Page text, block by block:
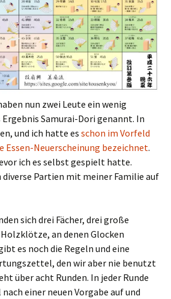
nun zwei Leute ein wenig
Samurai-Dori genannt. In
und ich hatte es schon im Vorfeld
Essen-Neuerscheinung bezeichnet.
ich es selbst gespielt hatte.
Partien mit meiner Familie auf
sich drei Fächer, drei große
an denen Glocken
es noch die Regeln und eine
den wir aber nie benutzt
über acht Runden. In jeder Runde
einer neuen Vorgabe auf und